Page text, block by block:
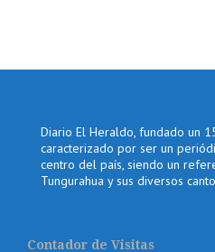
Diario El Heraldo, fundado un
caracterizado por ser un
centro del país, siendo un
Tungurahua y sus diversos
Contador de Visitas